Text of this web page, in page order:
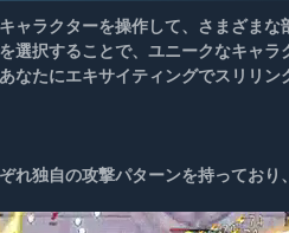
ャラクターを操作して、さまざま
択することで、ユニークなキャラ
なたにエキサイティングでスリリン
れ独自の攻撃パターンを持ってお